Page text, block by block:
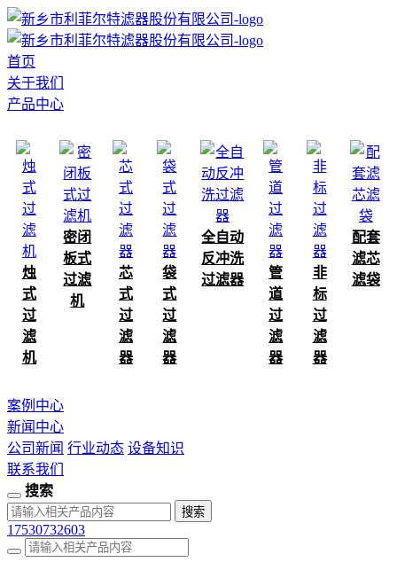
首页
关于我们
产品中心
烛
式
过
滤
机
密闭
板式
过滤
机
芯
式
过
滤
器
袋
式
过
滤
器
全自动
反冲洗
过滤器
管
道
过
滤
器
非
标
过
滤
器
配套
滤芯
滤袋
案例中心
新闻中心
公司新闻 行业动态 设备知识
联系我们
搜索
17530732603